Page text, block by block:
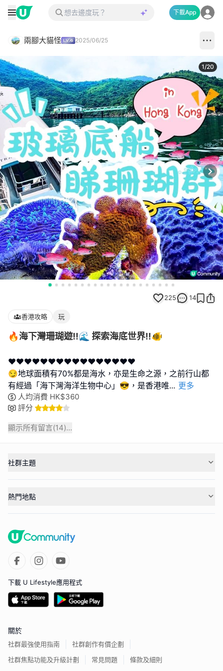
下載App
兩腳大貓怪 2025/06/25
1/20
225 14
香港攻略 玩
🔥海下灣珊瑚遊‼️🌊 探索海底世界‼️🐠
❤️❤️❤️❤️❤️❤️❤️❤️❤️❤️❤️❤️❤️❤️❤️❤️
😏地球面積有70%都是海水，亦是生命之源，之前行山都
有經過「海下灣海洋生物中心」😎，是香港唯... 更多
人均消費 HK$360
評分
顯示所有留言(14)...
社群主題
熱門地點
下載 U Lifestyle應用程式
關於
社群最強使用指南
社群創作有價企劃
社群焦點功能及升級計劃
常見問題 條款及細則